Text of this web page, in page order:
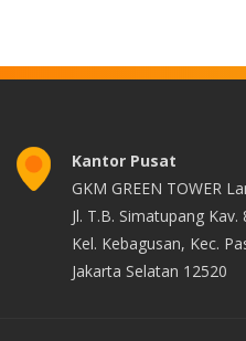
Kantor Pusat
GKM GREEN TOWER
Jl. T.B. Simatupang Kav.
Kel. Kebagusan, Kec.
Jakarta Selatan 12520